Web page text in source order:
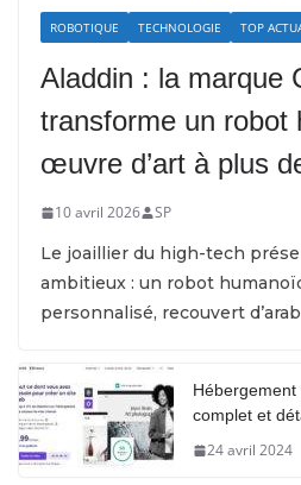
ROBOTIQUE TECHNOLOGIE TOP
Aladdin : la marque
transforme un robot
œuvre d’art à plus
10 avril 2026 SP
Le joaillier du high-tech
ambitieux : un robot
personnalisé, recouvert
complet et
24 avril 2024